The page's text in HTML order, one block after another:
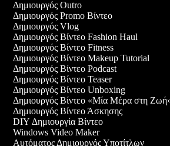
Δημιουργός Outro
Δημιουργός Promo Βίντεο
Δημιουργός Vlog
Δημιουργός Βίντεο Fashion Haul
Δημιουργός Βίντεο Fitness
Δημιουργός Βίντεο Makeup Tutorial
Δημιουργός Βίντεο Podcast
Δημιουργός Βίντεο Teaser
Δημιουργός Βίντεο Unboxing
Δημιουργός Βίντεο «Μία Μέρα στη Ζωή»
Δημιουργός Βίντεο Άσκησης
DIY Δημιουργία Βίντεο
Windows Video Maker
Αυτόματος Δημιουργός Υποτίτλων